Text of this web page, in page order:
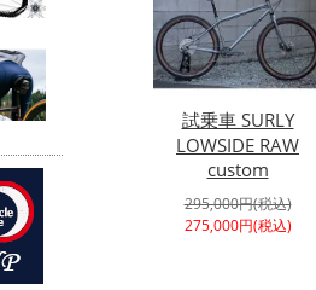
試乗車 SURLY
LOWSIDE RAW
custom
295,000円(税込)
275,000円(税込)